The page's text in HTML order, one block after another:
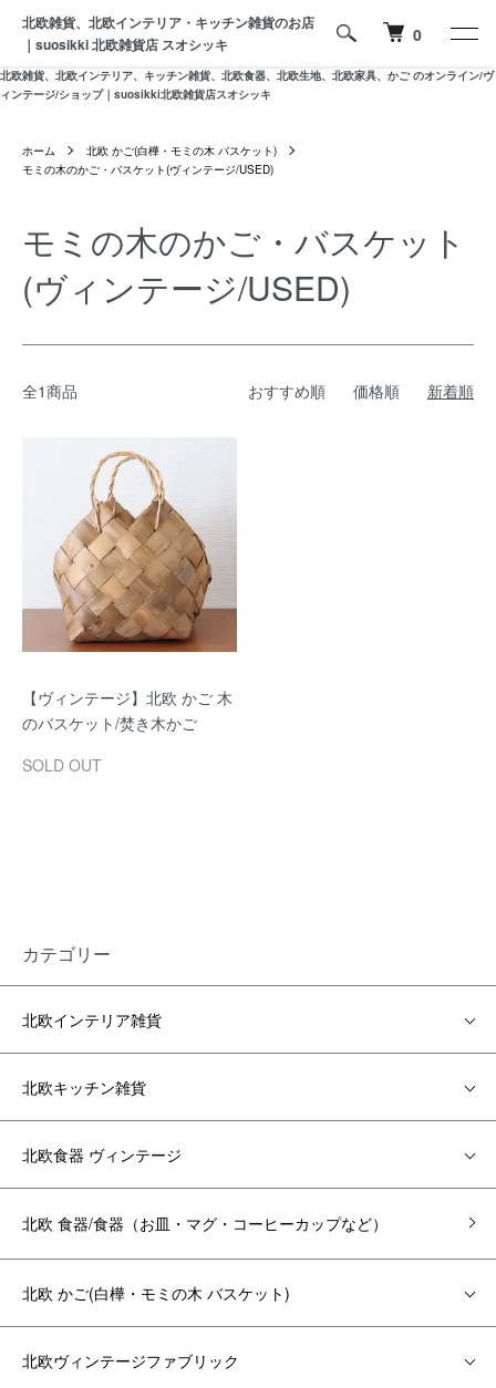
北欧雑貨、北欧インテリア、キッチン雑貨、北欧食器、北欧生地、北欧家具、かご のオンライン/ヴ
ィンテージ/ショップ｜suosikki北欧雑貨店スオシッキ
北欧雑貨、北欧インテリア・キッチン雑貨のお店
｜suosikki 北欧雑貨店 スオシッキ
0
ホーム
北欧 かご(白樺・モミの木 バスケット)
モミの木のかご・バスケット(ヴィンテージ/USED)
モミの木のかご・バスケット
(ヴィンテージ/USED)
全1商品 おすすめ順 価格順 新着順
【ヴィンテージ】北欧 かご 木
のバスケット/焚き木かご
SOLD OUT
カテゴリー
北欧インテリア雑貨
北欧キッチン雑貨
北欧食器 ヴィンテージ
北欧 食器/食器（お皿・マグ・コーヒーカップなど）
北欧 かご(白樺・モミの木 バスケット)
北欧ヴィンテージファブリック